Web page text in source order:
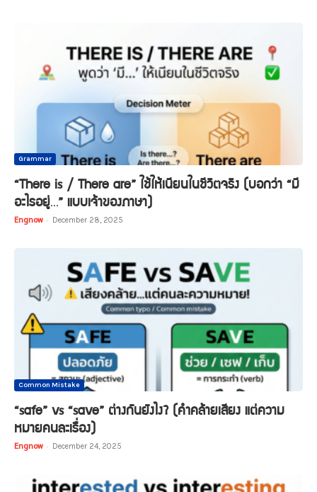
Grammar
“There is / There are” ใช้ให้เนียนในชีวิตจริง (บอกว่า “มี
อะไรอยู่…” แบบเจ้าของภาษา)
Engnow - December 28, 2025
Common Mistake
“safe” vs “save” ต่างกันยังไง? (คำคล้ายเสียง แต่ความ
หมายคนละเรื่อง)
Engnow - December 24, 2025